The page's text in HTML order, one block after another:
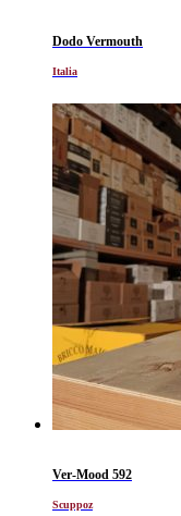
Dodo Vermouth
Italia
Ver-Mood 592
Scuppoz